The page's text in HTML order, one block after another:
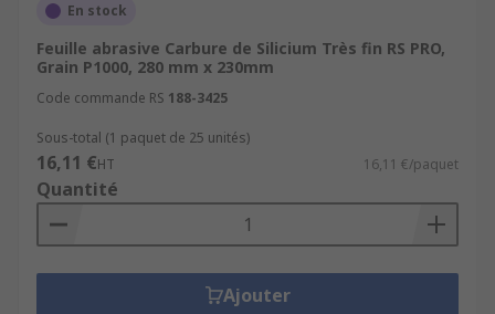
bois massif./li/ul
En stock
Feuille abrasive Carbure de Silicium Très fin RS PRO,
Grain P1000, 280 mm x 230mm
Code commande RS 188-3425
Sous-total (1 paquet de 25 unités)
16,11 €HT 16,11 €/paquet
Quantité
Ajouter